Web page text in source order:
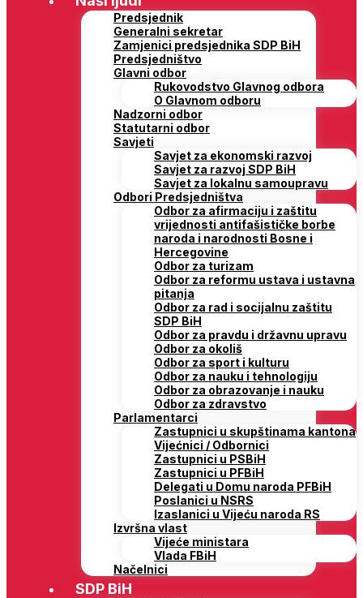
Predsjednik
Generalni sekretar
Zamjenici predsjednika SDP BiH
Predsjedništvo
Glavni odbor
Rukovodstvo Glavnog odbora
O Glavnom odboru
Nadzorni odbor
Statutarni odbor
Savjeti
Savjet za ekonomski razvoj
Savjet za razvoj SDP BiH
Savjet za lokalnu samoupravu
Odbori Predsjedništva
Odbor za afirmaciju i zaštitu
vrijednosti antifašističke borbe
naroda i narodnosti Bosne i
Hercegovine
Odbor za turizam
Odbor za reformu ustava i ustavna
pitanja
Odbor za rad i socijalnu zaštitu
SDP BiH
Odbor za pravdu i državnu upravu
Odbor za okoliš
Odbor za sport i kulturu
Odbor za nauku i tehnologiju
Odbor za obrazovanje i nauku
Odbor za zdravstvo
Parlamentarci
Zastupnici u skupštinama kantona
Vijećnici / Odbornici
Zastupnici u PSBiH
Zastupnici u PFBiH
Delegati u Domu naroda PFBiH
Poslanici u NSRS
Izaslanici u Vijeću naroda RS
Izvršna vlast
Vijeće ministara
Vlada FBiH
Načelnici
SDP BiH